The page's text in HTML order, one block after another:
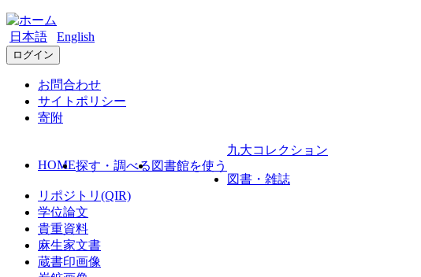
日本語 English
ログイン
お問合わせ
サイトポリシー
寄附
HOME探す・調べる 図書館を使う
九大コレクション
図書・雑誌
リポジトリ(QIR)
学位論文
貴重資料
麻生家文書
蔵書印画像